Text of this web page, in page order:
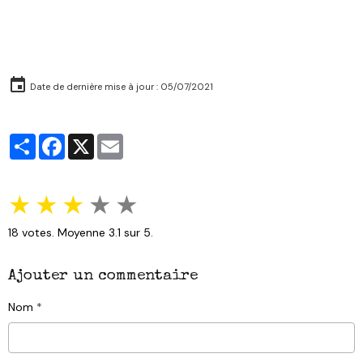
Date de dernière mise à jour : 05/07/2021
PartagerFacebook
X
★★★★ ★
18 votes. Moyenne 3.1 sur 5.
Ajouter un commentaire
Nom